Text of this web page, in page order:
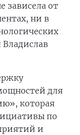
зависела от
ни в
для
которая
по
и